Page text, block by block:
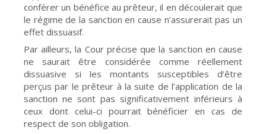
conférer un bénéfice au prêteur, il en découlerait que
le régime de la sanction en cause n’assurerait pas un
effet dissuasif.
Par ailleurs, la Cour précise que la sanction en cause
ne saurait être considérée comme réellement
dissuasive si les montants susceptibles d’être
perçus par le prêteur à la suite de l’application de la
sanction ne sont pas significativement inférieurs à
ceux dont celui-ci pourrait bénéficier en cas de
respect de son obligation.